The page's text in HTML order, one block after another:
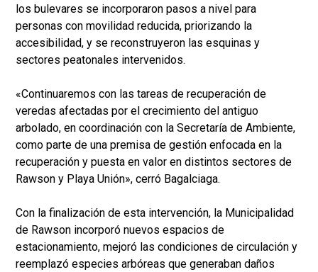
los bulevares se incorporaron pasos a nivel para
personas con movilidad reducida, priorizando la
accesibilidad, y se reconstruyeron las esquinas y
sectores peatonales intervenidos.
«Continuaremos con las tareas de recuperación de
veredas afectadas por el crecimiento del antiguo
arbolado, en coordinación con la Secretaría de Ambiente,
como parte de una premisa de gestión enfocada en la
recuperación y puesta en valor en distintos sectores de
Rawson y Playa Unión», cerró Bagalciaga.
Con la finalización de esta intervención, la Municipalidad
de Rawson incorporó nuevos espacios de
estacionamiento, mejoró las condiciones de circulación y
reemplazó especies arbóreas que generaban daños